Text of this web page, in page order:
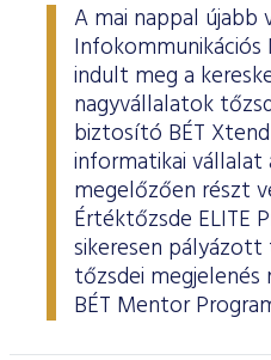
A mai nappal újabb
Infokommunikációs
indult meg a
nagyvállalatok
biztosító BÉT
informatikai
megelőzően részt
Értéktőzsde ELITE
sikeresen
tőzsdei megjelenés
BÉT Mentor